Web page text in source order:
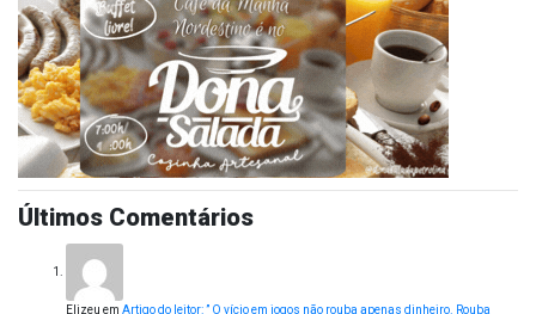
Últimos Comentários
Elizeu em Artigo do leitor: ” O vício em jogos não rouba apenas dinheiro. Rouba